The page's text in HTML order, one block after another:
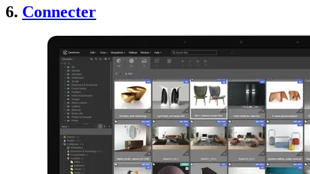
6. Connecter